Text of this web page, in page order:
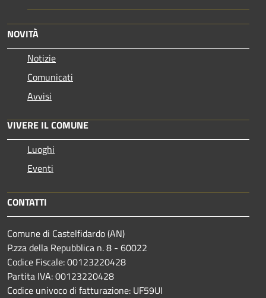
NOVITÀ
Notizie
Comunicati
Avvisi
VIVERE IL COMUNE
Luoghi
Eventi
CONTATTI
Comune di Castelfidardo (AN)
P.zza della Repubblica n. 8 - 60022
Codice Fiscale: 00123220428
Partita IVA: 00123220428
Codice univoco di fatturazione: UF59UI